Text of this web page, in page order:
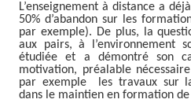
L’enseignement à distance a
50% d’abandon sur les
par exemple). De plus, la
aux pairs, à l’environnement
étudiée et a démontré son
motivation, préalable
par exemple les travaux sur
dans le maintien en formation de